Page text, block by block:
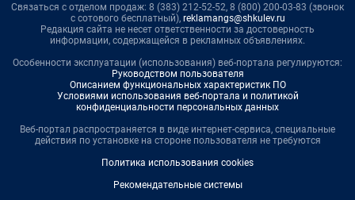
Связаться с отделом продаж: 8 (383) 212-52-52, 8 (800) 200-03-83 (звонок
с сотового бесплатный), reklamangs@shkulev.ru
Редакция сайта не несет ответственности за достоверность
информации, содержащейся в рекламных объявлениях.
Особенности эксплуатации (использования) веб-портала регулируются:
Руководством пользователя
Описанием функциональных характеристик ПО
Условиями использования веб-портала и политикой
конфиденциальности персональных данных
Веб-портал распространяется в виде интернет-сервиса, специальные
действия по установке на стороне пользователя не требуются
Политика использования cookies
Рекомендательные системы